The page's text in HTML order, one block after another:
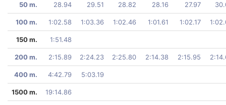
50 m. 28.94 29.51 28.82 28.16 27.97
100 m. 1:02.58 1:03.36 1:02.46 1:01.61 1:02.17
150 m. 1:51.48
200 m. 2:15.89 2:24.23 2:25.80 2:14.38 2:15.95
400 m. 4:42.79 5:03.19
1500 m. 19:14.86